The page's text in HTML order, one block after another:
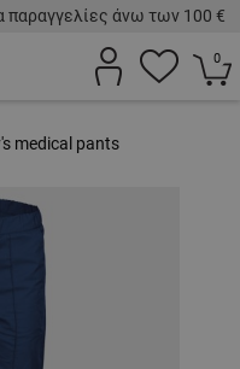
παραγγελίες άνω των 100 €
0
medical pants